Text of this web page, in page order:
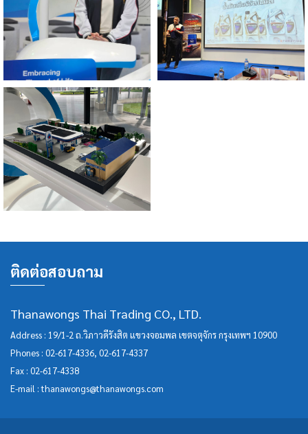
ติดต่อสอบถาม
Thanawongs Thai Trading CO., LTD.
Address : 19/1-2 ถ.วิภาวดีรังสิต แขวงจอมพล เขตจตุจักร กรุงเทพฯ 10900
Phones : 02-617-4336, 02-617-4337
Fax : 02-617-4338
E-mail :thanawongs@thanawongs.com